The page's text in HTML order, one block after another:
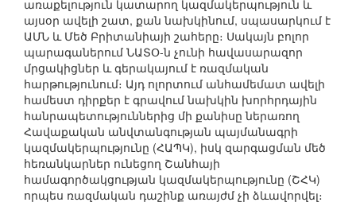
առաքելություն կատարող կազմակերպություն և
այսօր ավելի շատ, քան նախկինում, սպասարկում է
ԱՄՆ և Մեծ Բրիտանիայի շահերը։ Սակայն բոլոր
պարագաներում ՆԱՏՕ-ն չունի հավասարազոր
մրցակիցներ և գերակայում է ռազմական
հարթությունում։ Այդ ոլորտում անհամեմատ ավելի
համեստ դիրքեր է գրավում նախկին խորհրդային
հանրապետություններից մի քանիսը ներառող
Հավաքական անվտանգության պայմանագրի
կազմակերպությունը (ՀԱՊԿ), իսկ զարգացման մեծ
հեռանկարներ ունեցող Շանհայի
համագործակցության կազմակերպությունը (ՇՀԿ)
որպես ռազմական դաշինք առայժմ չի ձևավորվել։